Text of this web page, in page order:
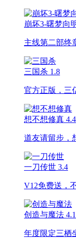
崩坏3-曙梦向
主线第二部终
三国杀 1.8
官方正版，三
想不想修真 4.4
道友请留步，
一刀传世 3.4
V12免费送，
创造与魔法 4.1
年度限定三栖